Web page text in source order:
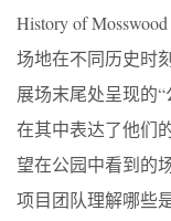
History of
场地在不同历史时
展场末尾处呈现的
在其中表达了他们
望在公园中看到的
项目团队理解哪些